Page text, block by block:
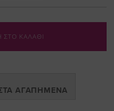
ΚΑΛΑΘΙ
ΑΓΑΠΗΜΈΝΑ